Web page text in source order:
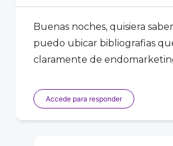
Buenas noches, quisiera
puedo ubicar bibliografias
claramente de
Accede para responder